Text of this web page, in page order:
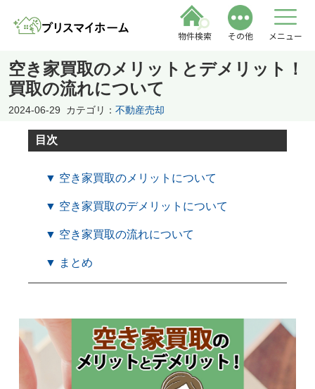
物件検索 その他 メニュー
空き家買取のメリットとデメリット！
買取の流れについて
2024-06-29 カテゴリ： 不動産売却
目次
▼ 空き家買取のメリットについて
▼ 空き家買取のデメリットについて
▼ 空き家買取の流れについて
▼ まとめ